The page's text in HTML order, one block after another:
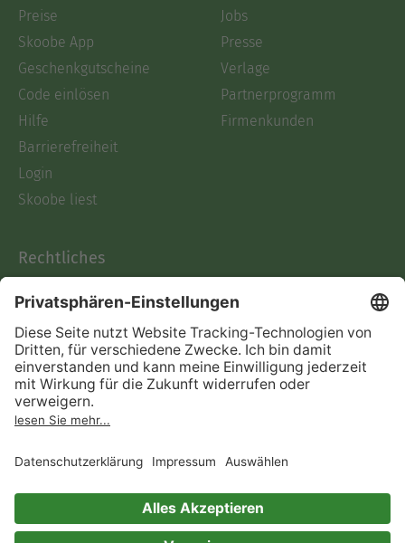
Preise
Skoobe App
Geschenkgutscheine
Code einlösen
Hilfe
Barrierefreiheit
Login
Skoobe liest
Jobs
Presse
Verlage
Partnerprogramm
Firmenkunden
Rechtliches
AGB
Informationen nach Data
Act
Verträge hier kündigen
Impressum
Immer ein gutes Buch